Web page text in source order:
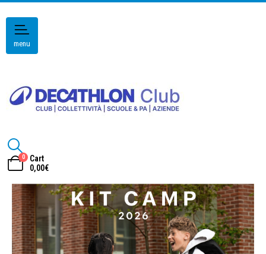
menu
0
Cart
0,00€